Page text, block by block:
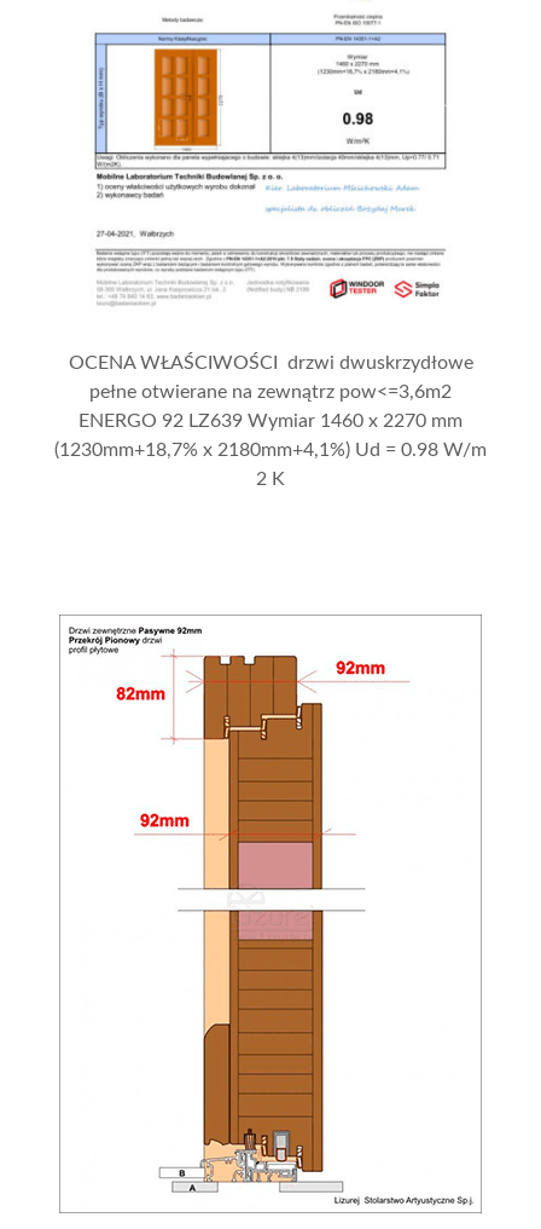
OCENA WŁAŚCIWOŚCI drzwi dwuskrzydłowe
pełne otwierane na zewnątrz pow<=3,6m2
ENERGO 92 LZ639 Wymiar 1460 x 2270 mm
(1230mm+18,7% x 2180mm+4,1%) Ud = 0.98 W/m
2 K